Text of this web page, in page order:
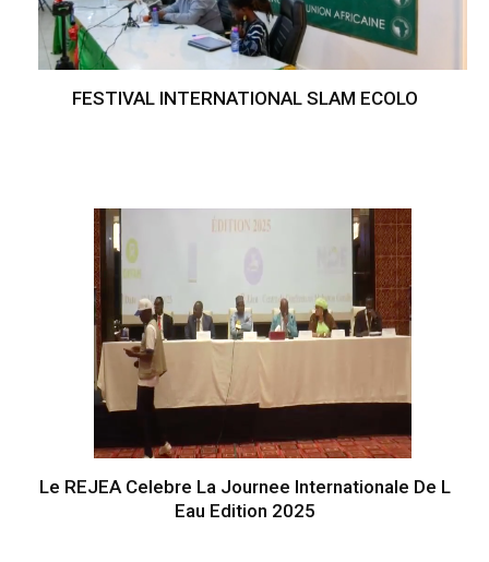
FESTIVAL INTERNATIONAL SLAM ECOLO
Le REJEA Celebre La Journee Internationale De L
Eau Edition 2025